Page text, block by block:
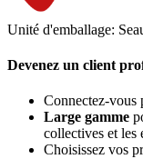
Unité d'emballage:
Devenez un client
Connectez-vous
Large gamme
collectives et les
Choisissez vos